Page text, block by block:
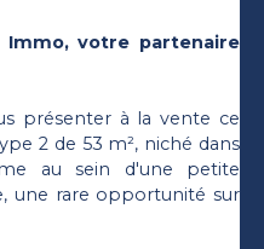
Immo, votre partenaire
présenter à la vente ce
2 de 53 m², niché dans
au sein d'une petite
une rare opportunité sur